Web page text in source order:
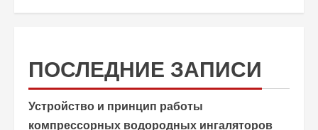
ПОСЛЕДНИЕ ЗАПИСИ
Устройство и принцип работы
компрессорных водородных ингаляторов